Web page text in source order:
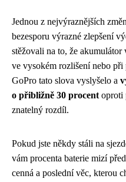
Jednou z nejvýraznějších
bezesporu výrazné zlepšení
stěžovali na to, že
ve vysokém rozlišení nebo
GoPro tato slova vyslyšelo a
o přibližně 30 procent oproti
znatelný rozdíl.
Pokud jste někdy stáli na
vám procenta baterie mizí
cenná a poslední věc, kterou